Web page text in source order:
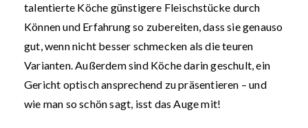
talentierte Köche günstigere Fleischstücke durch
Können und Erfahrung so zubereiten, dass sie genauso
gut, wenn nicht besser schmecken als die teuren
Varianten. Außerdem sind Köche darin geschult, ein
Gericht optisch ansprechend zu präsentieren – und
wie man so schön sagt, isst das Auge mit!